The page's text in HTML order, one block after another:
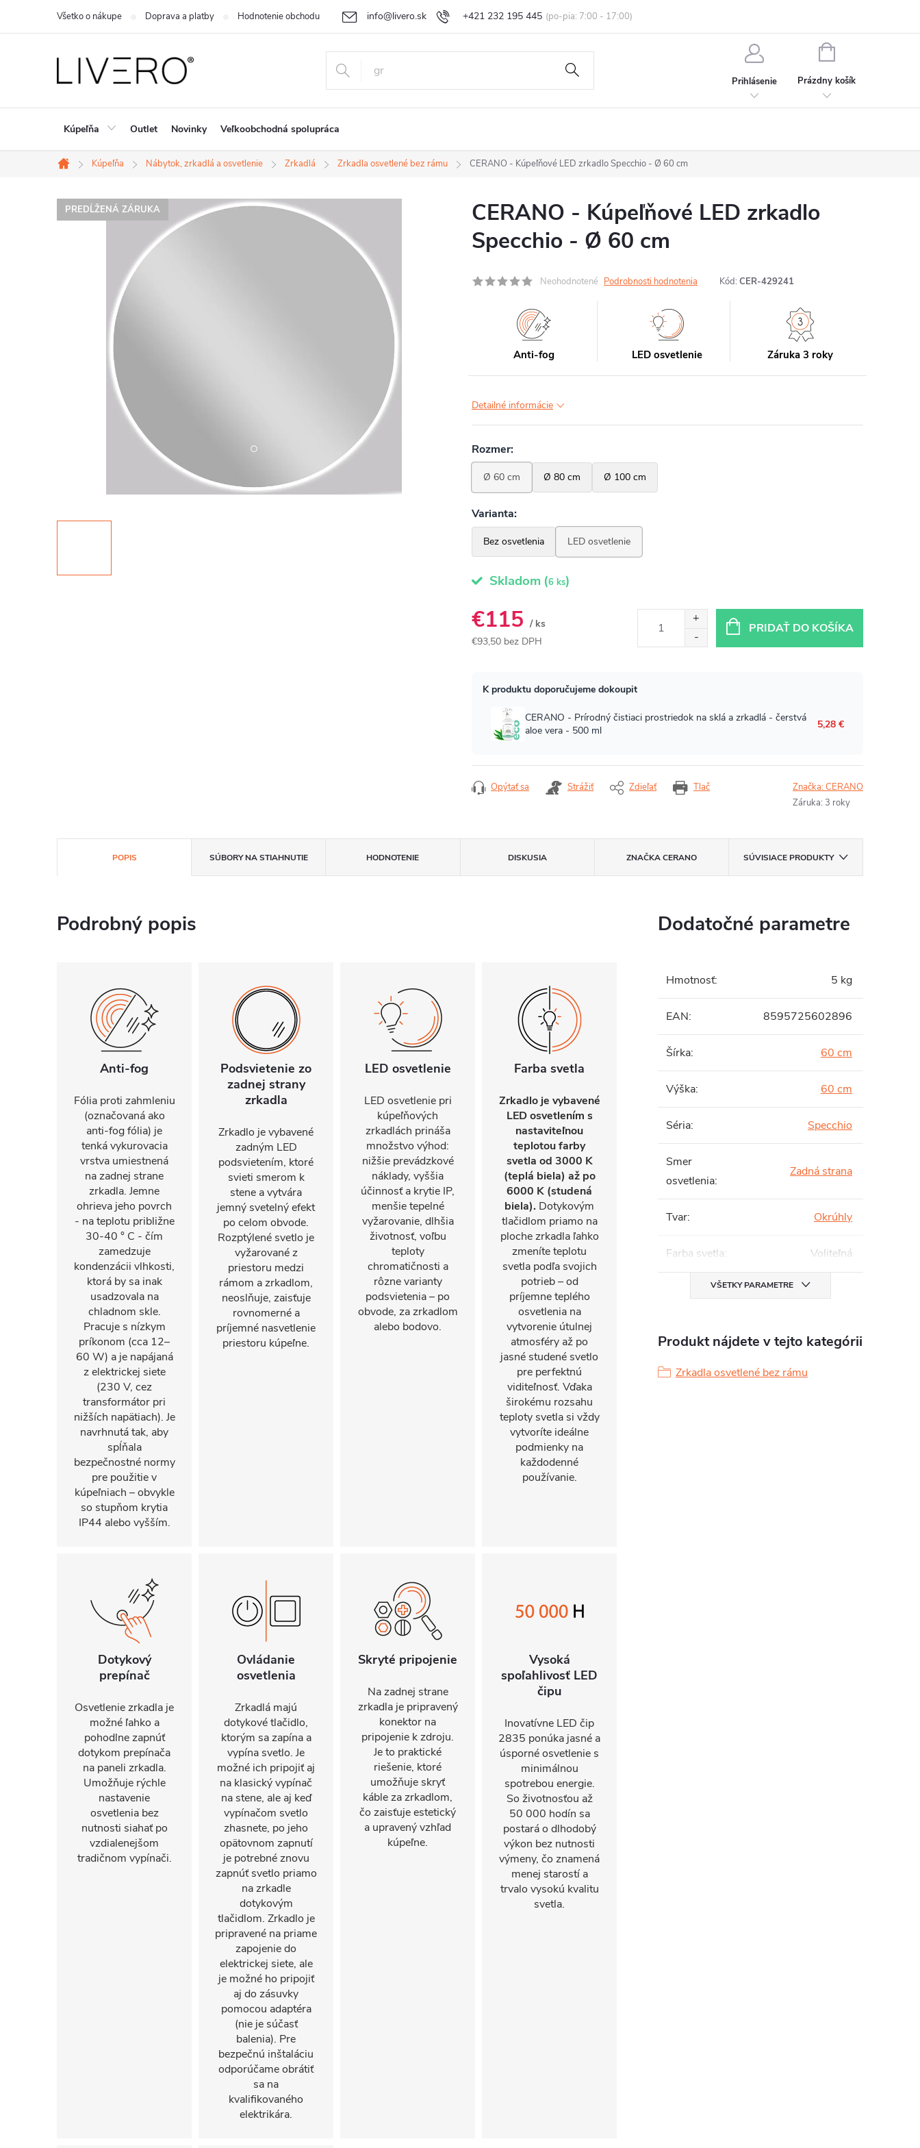
+421 232 195 445
info@livero.sk
Všetko o nákupe Doprava a platby Hodnotenie obchodu Vrátenie tovaru a reklamácia Obchodné podmienky Podmienky ochrany osobných údajov
Prihlásenie
NÁKUPNÝ
Prázdny košík
Kúpeľňa Outlet Novinky Veľkoobchodná spolupráca
Domov
Kúpeľňa Nábytok, zrkadlá a osvetlenie Zrkadlá Zrkadla osvetlené bez rámu CERANO - Kúpeľňové LED zrkadlo Specchio - Ø 60 cm
PREDĹŽENÁ ZÁRUKA
CERANO - Kúpeľňové LED zrkadlo
Specchio - Ø 60 cm
Neohodnotené Podrobnosti hodnotenia Kód: CER-429241
Anti-fog LED osvetlenie Záruka 3 roky
Detailné informácie
Skladom (6 ks)
€115 / ks
€93,50 bez DPH
PRIDAŤ DO KOŠÍKA
Tlač
Opýtať sa Strážiť Zdieľať Značka:CERANO
Záruka: 3 roky
POPIS SÚBORY NA STIAHNUTIE HODNOTENIE DISKUSIA ZNAČKACERANO SÚVISIACE PRODUKTY
Podrobný popis
Anti-fog
Fólia proti zahmleniu
(označovaná ako
anti-fog fólia) je
tenká vykurovacia
vrstva umiestnená
na zadnej strane
zrkadla. Jemne
ohrieva jeho povrch
- na teplotu približne
30-40 ° C - čím
zamedzuje
kondenzácii vlhkosti,
ktorá by sa inak
usadzovala na
chladnom skle.
Pracuje s nízkym
príkonom (cca 12–
60 W) a je napájaná
z elektrickej siete
(230 V, cez
transformátor pri
nižších napätiach). Je
navrhnutá tak, aby
spĺňala
bezpečnostné normy
pre použitie v
kúpeľniach – obvykle
so stupňom krytia
IP44 alebo vyšším.
Podsvietenie zo
zadnej strany
zrkadla
Zrkadlo je vybavené
zadným LED
podsvietením, ktoré
svieti smerom k
stene a vytvára
jemný svetelný efekt
po celom obvode.
Rozptýlené svetlo je
vyžarované z
priestoru medzi
rámom a zrkadlom,
neoslňuje, zaisťuje
rovnomerné a
príjemné nasvetlenie
priestoru kúpeľne.
LED osvetlenie
LED osvetlenie pri
kúpeľňových
zrkadlách prináša
množstvo výhod:
nižšie prevádzkové
náklady, vyššia
účinnosť a krytie IP,
menšie tepelné
vyžarovanie, dlhšia
životnosť, voľbu
teploty
chromatičnosti a
rôzne varianty
podsvietenia – po
obvode, za zrkadlom
alebo bodovo.
Farba svetla
Zrkadlo je vybavené
LED osvetlením s
nastaviteľnou
teplotou farby
svetla od 3000 K
(teplá biela) až po
6000 K (studená
biela). Dotykovým
tlačidlom priamo na
ploche zrkadla ľahko
zmeníte teplotu
svetla podľa svojich
potrieb – od
príjemne teplého
osvetlenia na
vytvorenie útulnej
atmosféry až po
jasné studené svetlo
pre perfektnú
viditeľnosť. Vďaka
širokému rozsahu
teploty svetla si vždy
vytvoríte ideálne
podmienky na
každodenné
používanie.
Dotykový
prepínač
Osvetlenie zrkadla je
možné ľahko a
pohodlne zapnúť
dotykom prepínača
na paneli zrkadla.
Umožňuje rýchle
nastavenie
osvetlenia bez
nutnosti siahať po
vzdialenejšom
tradičnom vypínači.
Ovládanie
osvetlenia
Zrkadlá majú
dotykové tlačidlo,
ktorým sa zapína a
vypína svetlo. Je
možné ich pripojiť aj
na klasický vypínač
na stene, ale aj keď
vypínačom svetlo
zhasnete, po jeho
opätovnom zapnutí
je potrebné znovu
zapnúť svetlo priamo
na zrkadle
dotykovým
tlačidlom. Zrkadlo je
pripravené na priame
zapojenie do
elektrickej siete, ale
je možné ho pripojiť
aj do zásuvky
pomocou adaptéra
(nie je súčasť
balenia). Pre
bezpečnú inštaláciu
odporúčame obrátiť
sa na
kvalifikovaného
elektrikára.
Skryté pripojenie
Na zadnej strane
zrkadla je pripravený
konektor na
pripojenie k zdroju.
Je to praktické
riešenie, ktoré
umožňuje skryť
káble za zrkadlom,
čo zaisťuje estetický
a upravený vzhľad
kúpeľne.
Vysoká
spoľahlivosť LED
čipu
Inovatívne LED čip
2835 ponúka jasné a
úsporné osvetlenie s
minimálnou
spotrebou energie.
So životnosťou až
50 000 hodín sa
postará o dlhodobý
výkon bez nutnosti
výmeny, čo znamená
menej starostí a
trvalo vysokú kvalitu
svetla.
Dodatočné parametre
Hmotnosť: 5 kg
EAN: 8595725602896
Šírka: 60 cm
Výška: 60 cm
Séria: Specchio
Smer
osvetlenia:
Zadná strana
Tvar: Okrúhly
Farba svetla: Voliteľná
VŠETKY PARAMETRE
Produkt nájdete v tejto kategórii
Zrkadla osvetlené bez rámu